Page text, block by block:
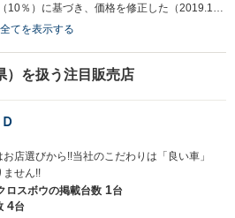
全てを表示する
）を扱う注目販売店
店選びから!!当社のこだわりは「良い車」
ません!!
ロスボウの掲載台数 1台
4台